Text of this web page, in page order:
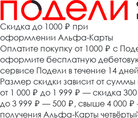
Cкидка до 1000 ₽ при
оформлении Альфа-Карты
Оплатите покупку от 1000 ₽ с
оформите бесплатную
сервисе Подели в течение 14
Размер скидки зависит от суммы
от 1 000 ₽ до 1 999 ₽ — скидка 300
до 3 999 ₽ — 500 ₽ , свыше 4 000 ₽
получения Альфа-Карты